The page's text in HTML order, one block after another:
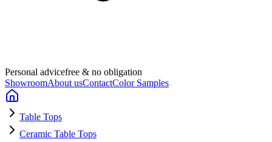
Personal advicefree & no obligation
ShowroomAbout usContactColor Samples
Table Tops
Ceramic Table Tops